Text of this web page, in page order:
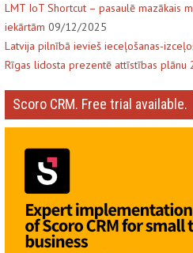
LMT IoT Shortcut – pasaulē mazākais
iekārtām 09/12/2025
Latvija pilnībā ievieš ieceļošanas-
Rīgas lidosta prezentē attīstības plānu
Scoro CRM. Free trial available.